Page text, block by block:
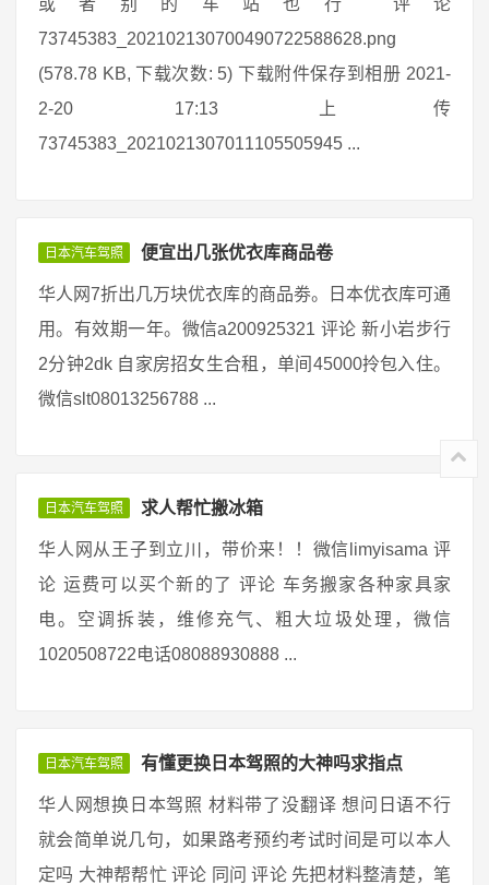
或者别的车站也行 评论
73745383_202102130700490722588628.png
(578.78 KB, 下载次数: 5) 下载附件保存到相册 2021-
2-20 17:13 上传
73745383_2021021307011105505945 ...
日本汽车驾照 便宜出几张优衣库商品卷
华人网7折出几万块优衣库的商品劵。日本优衣库可通
用。有效期一年。微信a200925321 评论 新小岩步行
2分钟2dk 自家房招女生合租，单间45000拎包入住。
微信slt08013256788 ...
日本汽车驾照 求人帮忙搬冰箱
华人网从王子到立川，带价来！！微信limyisama 评
论 运费可以买个新的了 评论 车务搬家各种家具家
电。空调拆装，维修充气、粗大垃圾处理，微信
1020508722电话08088930888 ...
日本汽车驾照 有懂更换日本驾照的大神吗求指点
华人网想换日本驾照 材料带了没翻译 想问日语不行
就会简单说几句，如果路考预约考试时间是可以本人
定吗 大神帮帮忙 评论 同问 评论 先把材料整清楚，笔